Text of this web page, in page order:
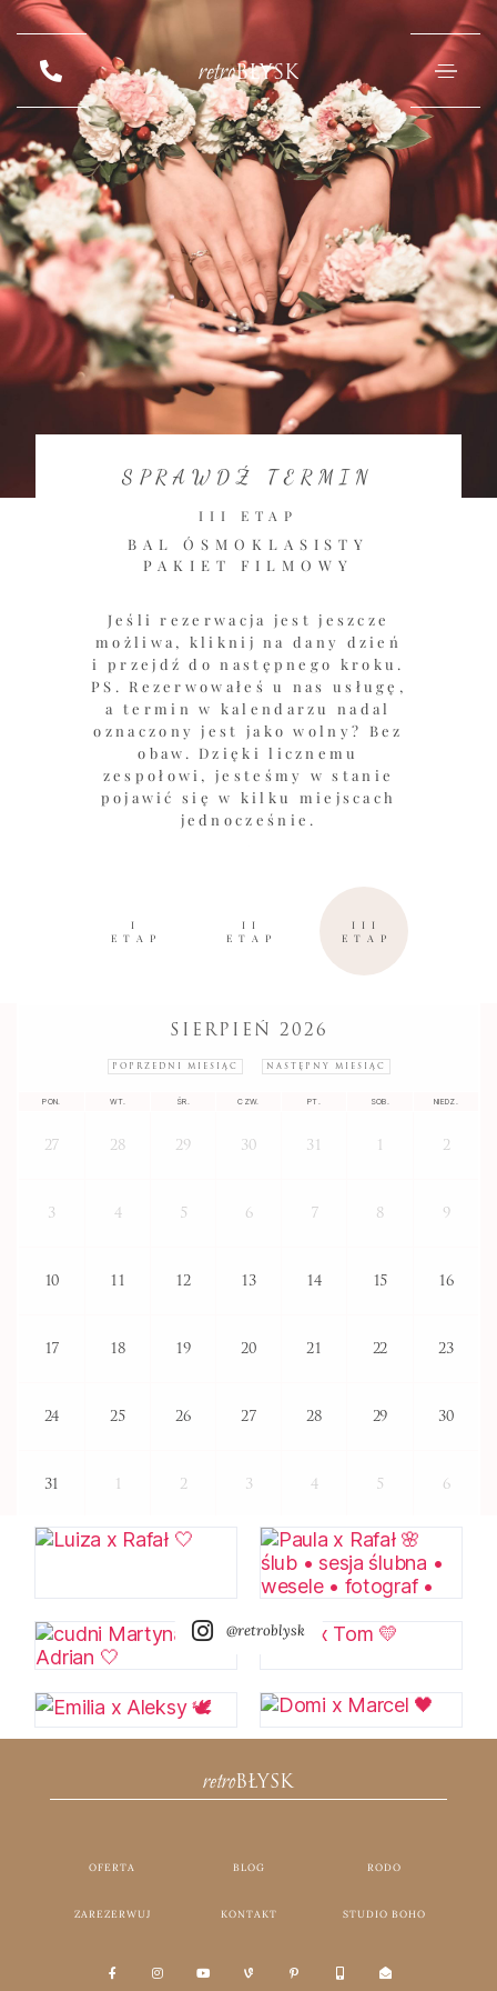
retroBŁYSK
SPRAWDŹ TERMIN
III ETAP
BAL ÓSMOKLASISTY
PAKIET FILMOWY
Jeśli rezerwacja jest jeszcze
możliwa, kliknij na dany dzień
i przejdź do następnego kroku.
PS. Rezerwowałeś u nas usługę,
a termin w kalendarzu nadal
oznaczony jest jako wolny? Bez
obaw. Dzięki licznemu
zespołowi, jesteśmy w stanie
pojawić się w kilku miejscach
jednocześnie.
I
ETAP
II
ETAP
III
ETAP
SIERPIEŃ 2026
POPRZEDNI MIESIĄC NASTĘPNY MIESIĄC
PON. WT. ŚR. CZW. PT. SOB. NIEDZ.
27 28 29 30 31 2
3 4 5 6 7 8 9
10 11 12 13 14 15 16
17 18 19 20 21 22 23
24 25 26 27 28 29 30
31 2 3 4 5 6
@retroblysk
retroBŁYSK
OFERTA BLOG RODO
ZAREZERWUJ KONTAKT STUDIO BOHO